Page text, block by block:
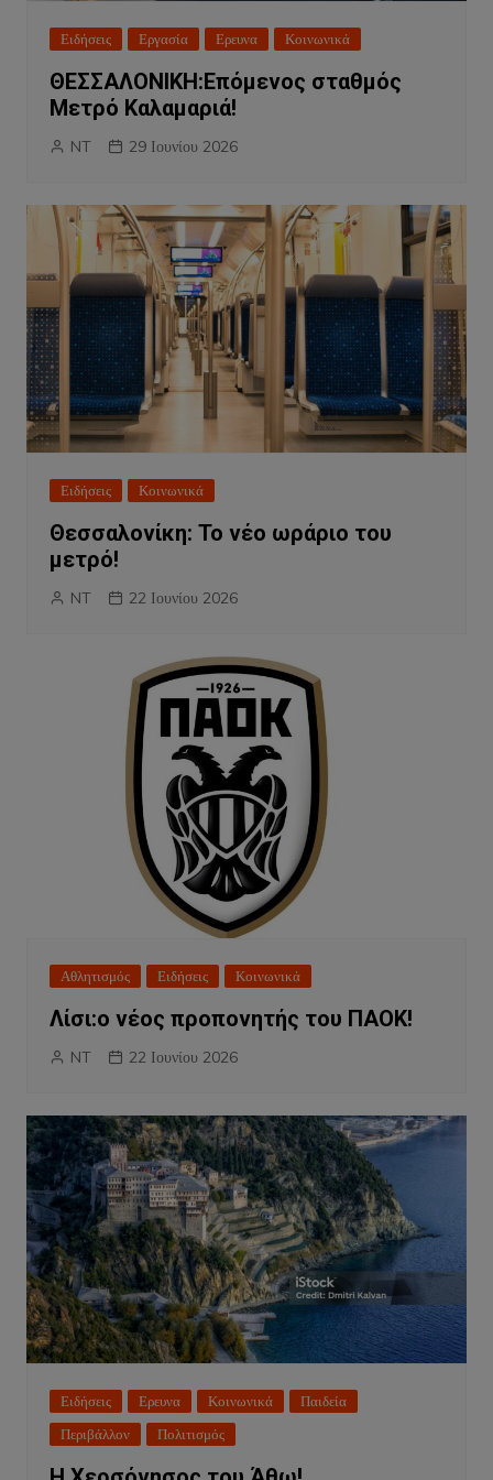
Ειδήσεις Εργασία Ερευνα Κοινωνικά
ΘΕΣΣΑΛΟΝΙΚΗ:Επόμενος σταθμός
Μετρό Καλαμαριά!
NT 29 Ιουνίου 2026
Ειδήσεις Κοινωνικά
Θεσσαλονίκη: Το νέο ωράριο του
μετρό!
NT 22 Ιουνίου 2026
Αθλητισμός Ειδήσεις Κοινωνικά
Λίσι:ο νέος προπονητής του ΠΑΟΚ!
NT 22 Ιουνίου 2026
Ειδήσεις Ερευνα Κοινωνικά
Παιδεία
Περιβάλλον
Πολιτισμός